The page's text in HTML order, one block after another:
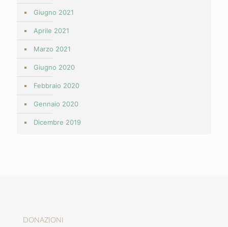
Giugno 2021
Aprile 2021
Marzo 2021
Giugno 2020
Febbraio 2020
Gennaio 2020
Dicembre 2019
DONAZIONI